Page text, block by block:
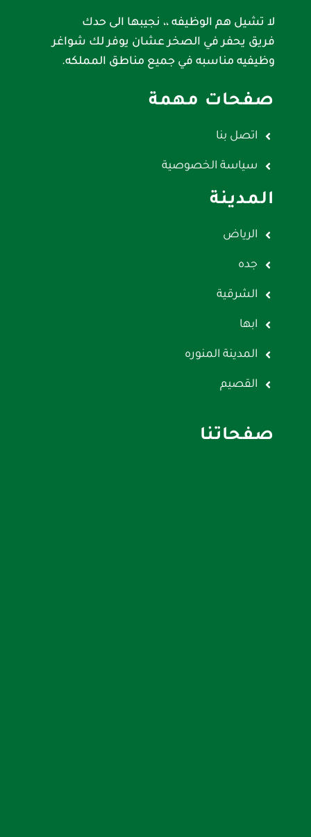
لا تشيل هم الوظيفه ،، نجيبها الى حدك
فريق يحفر في الصخر عشان يوفر لك شواغر
وظيفيه مناسبه في جميع مناطق المملكه.
صفحات مهمة
اتصل بنا
سياسة الخصوصية
المدينة
الرياض
جده
الشرقية
ابها
المدينة المنوره
القصيم
صفحاتنا